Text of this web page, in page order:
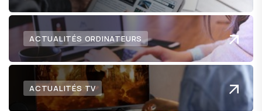
ACTUALITÉS ORDINATEURS
ACTUALITÉS TV